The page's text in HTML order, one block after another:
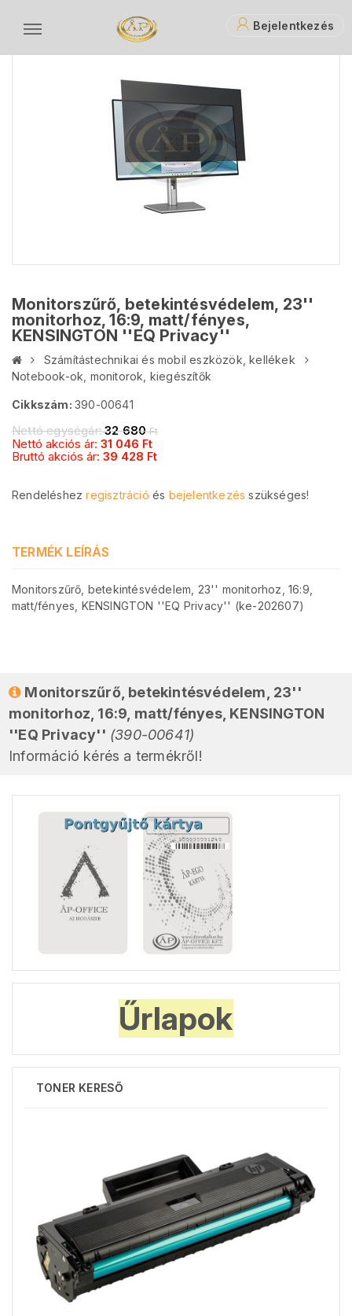
Bejelentkezés
Monitorszűrő, betekintésvédelem, 23''
monitorhoz, 16:9, matt/fényes,
KENSINGTON ''EQ Privacy''
Számítástechnikai és mobil eszközök, kellékek
Notebook-ok, monitorok, kiegészítők
Cikkszám: 390-00641
Nettó egységár:32 680Ft
Nettó akciós ár: 31 046 Ft
Bruttó akciós ár: 39 428 Ft
Rendeléshezregisztráció és bejelentkezés szükséges!
TERMÉK LEÍRÁS
Monitorszűrő, betekintésvédelem, 23'' monitorhoz, 16:9,
matt/fényes, KENSINGTON ''EQ Privacy'' (ke-202607)
Monitorszűrő, betekintésvédelem, 23''
monitorhoz, 16:9, matt/fényes, KENSINGTON
''EQ Privacy'' (390-00641)
Információ kérés a termékről!
Űrlapok
TONER KERESŐ